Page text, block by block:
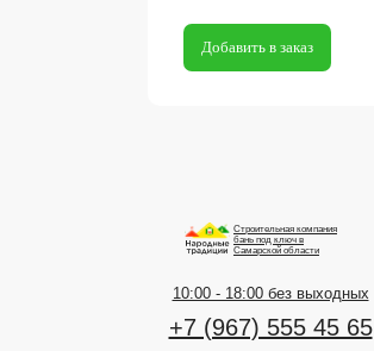
Добавить в заказ
Строительная компания
бань под ключ в
Самарской области
+7 (967) 555 45 65
10:00 - 18:00 без выходных